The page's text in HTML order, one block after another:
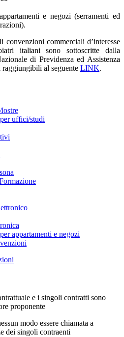
e negozi (serramenti ed
convenzioni commerciali d’interesse
italiani sono sottoscritte dalla
di Previdenza ed Assistenza
al seguente LINK.
uffici/studi
appartamenti e negozi
e i singoli contratti sono
proponente
modo essere chiamata a
dei singoli contraenti